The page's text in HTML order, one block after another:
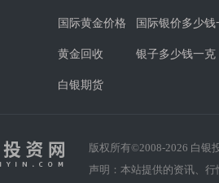
国际黄金价格 国际银价多少钱
黄金回收 银子多少钱一克
白银期货
版权所有©2008-2026 白银
声明：本站提供的资讯、